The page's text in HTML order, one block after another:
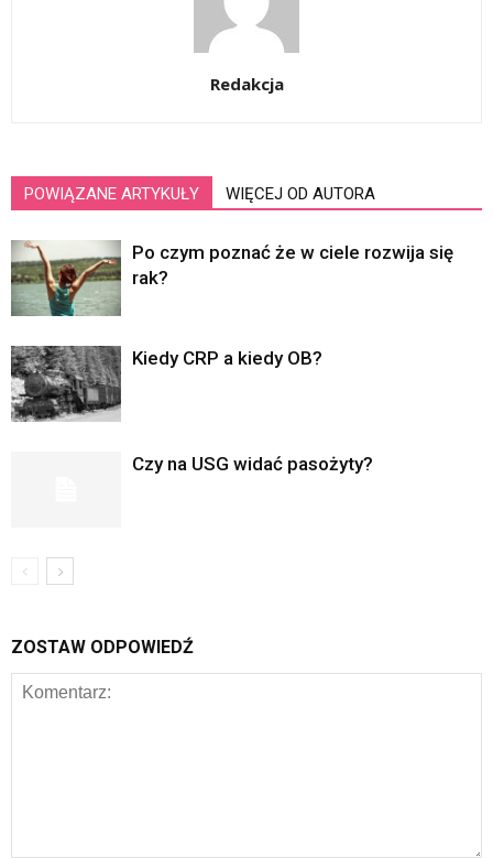
Redakcja
POWIĄZANE ARTYKUŁY WIĘCEJ OD AUTORA
Po czym poznać że w ciele rozwija się
rak?
Kiedy CRP a kiedy OB?
Czy na USG widać pasożyty?
ZOSTAW ODPOWIEDŹ